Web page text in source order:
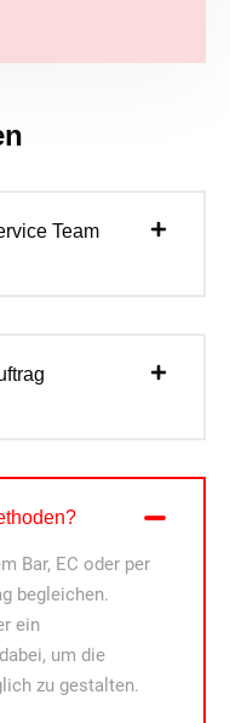
Team
Bar, EC oder per
begleichen.
ein
um die
zu gestalten.